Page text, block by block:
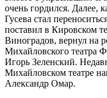
очень гордился. Далее,
Гусева стал
поставил в Кировском
Виноградов, вернул на
Михайловского театра
Игорь Зеленский.
Михайловском театре
Александр Омар.